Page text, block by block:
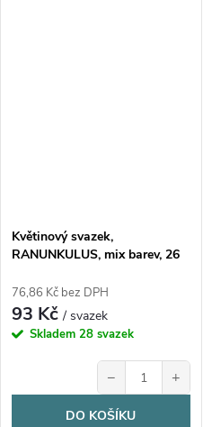
Květinový svazek,
RANUNKULUS, mix barev, 26
76,86 Kč bez DPH
93 Kč/ svazek
Skladem 28 svazek
− +
DO KOŠÍKU